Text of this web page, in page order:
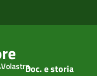
Doc. e storia